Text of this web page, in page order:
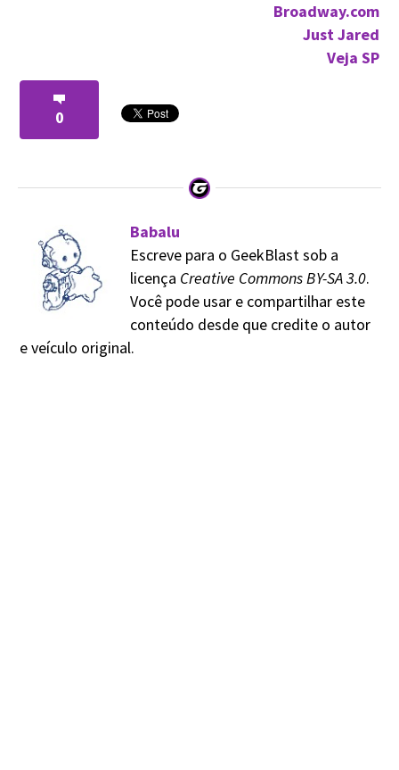
Broadway.com
Just Jared
Veja SP
0
Babalu
Escreve para o GeekBlast sob a
licença Creative Commons BY-SA 3.0.
Você pode usar e compartilhar este
conteúdo desde que credite o autor
e veículo original.